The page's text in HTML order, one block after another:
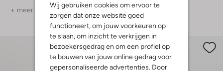
Wij gebruiken cookies om ervoor te
zorgen dat onze website goed
functioneert, om jouw voorkeuren op
te slaan, om inzicht te verkrijgen in
bezoekersgedrag en om een profiel op
te bouwen van jouw online gedrag voor
gepersonaliseerde advertenties. Door
+ meer kleuren + meer kleuren